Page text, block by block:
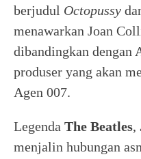
berjudul Octopussy
menawarkan Joan
dibandingkan
produser yang akan
Agen 007.
Legenda The Beatles,
menjalin hubungan